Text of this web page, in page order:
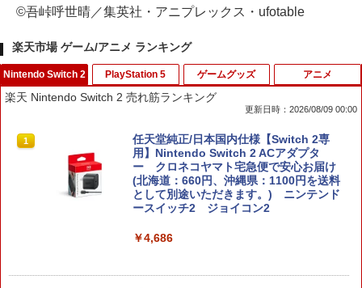
©吾峠呼世晴／集英社・アニプレックス・ufotable
楽天市場 ゲーム/アニメ ランキング
Nintendo Switch 2
楽天 Nintendo Switch 2 売れ筋ランキング
更新日時：2026/08/09 00:00
1
任天堂純正/日本国内仕様【Switch 2専
用】Nintendo Switch 2 ACアダプタ
ー クロネコヤマト宅急便で安心お届け
(北海道：660円、沖縄県：1100円を送料
として別途いただきます。) ニンテンド
ースイッチ2 ジョイコン2
￥4,686
PlayStation 5 ゲームグッズ アニメ